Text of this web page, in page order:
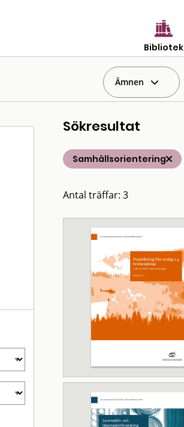
Bibliotek
Ämnen
Sökresultat
Samhällsorientering
Antal träffar: 3